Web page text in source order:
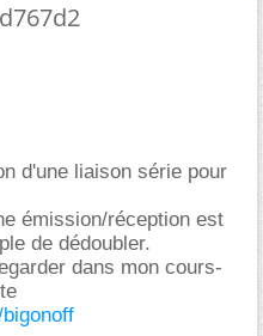
d'une liaison série pour
émission/réception est
de dédoubler.
dans mon cours-